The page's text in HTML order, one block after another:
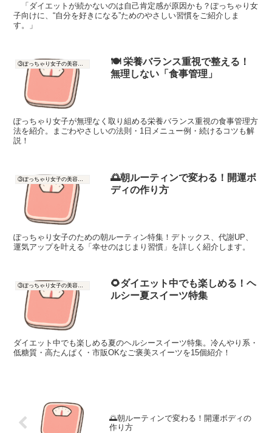
「ダイエットが続かないのは自己肯定感が原因かも？ぽっちゃり女
子向けに、“自分を好きになる”ためのやさしい習慣をご紹介しま
す。」
③ぽっちゃり女子の美容と健康
🍽️ 栄養バランス重視で整える！
無理しない「食事管理」
ぽっちゃり女子が無理なく取り組める栄養バランス重視の食事管理方
法を紹介。まごわやさしいの法則・1日メニュー例・続けるコツも解
説！
③ぽっちゃり女子の美容と健康
🌅朝ルーティンで変わる！開運ボ
ディの作り方
ぽっちゃり女子のための朝ルーティン特集！デトックス、代謝UP、
運気アップを叶える「幸せのはじまり習慣」を詳しく紹介します。
③ぽっちゃり女子の美容と健康
🌻ダイエット中でも楽しめる！ヘ
ルシー夏スイーツ特集
ダイエット中でも楽しめる夏のヘルシースイーツ特集。冷んやり系・
低糖質・高たんぱく・市販OKなご褒美スイーツを15個紹介！
🌅朝ルーティンで変わる！開運ボディの
作り方